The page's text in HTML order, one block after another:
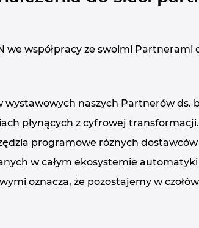
we współpracy ze swoimi
wystawowych naszych Partnerów
płynących z cyfrowej
programowe różnych dostawców
w całym ekosystemie automatyki
oznacza, że pozostajemy w